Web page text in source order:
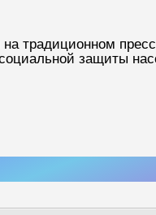
традиционном
защиты